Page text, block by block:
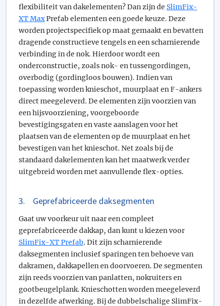
flexibiliteit van dakelementen? Dan zijn de SlimFix-
XT MaxPrefab elementen een goede keuze. Deze
worden projectspecifiek op maat gemaakt en bevatten
dragende constructieve tengels en een scharnierende
verbinding in de nok. Hierdoor wordt een
onderconstructie, zoals nok- en tussengordingen,
overbodig (gordingloos bouwen). Indien van
toepassing worden knieschot, muurplaat en F-ankers
direct meegeleverd. De elementen zijn voorzien van
een hijsvoorziening, voorgeboorde
bevestigingsgaten en vaste aanslagen voor het
plaatsen van de elementen op de muurplaat en het
bevestigen van het knieschot. Net zoals bij de
standaard dakelementen kan het maatwerk verder
uitgebreid worden met aanvullende flex-opties.
3. Geprefabriceerde daksegmenten
Gaat uw voorkeur uit naar een compleet
geprefabriceerde dakkap, dan kunt u kiezen voor
SlimFix-XT Prefab. Dit zijn scharnierende
daksegmenten inclusief sparingen ten behoeve van
dakramen, dakkapellen en doorvoeren. De segmenten
zijn reeds voorzien van panlatten, nokruiters en
gootbeugelplank. Knieschotten worden meegeleverd
in dezelfde afwerking. Bij de dubbelschalige SlimFix-